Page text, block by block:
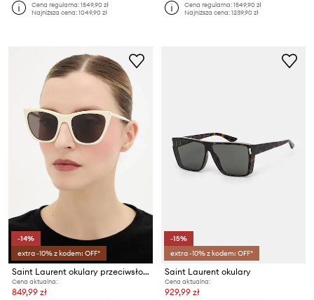
Cena regularna:1549,90 zł
Najniższa cena:1049,90 zł
Cena regularna:1549,90 zł
Najniższa cena:1239,90 zł
-14%
extra -10% z kodem: OFF*
Saint Laurent okulary przeciwsłoneczne KATE THIN
Cena aktualna:
849,99 zł
-15%
extra -10% z kodem: OFF*
Saint Laurent okulary
Cena aktualna:
929,99 zł